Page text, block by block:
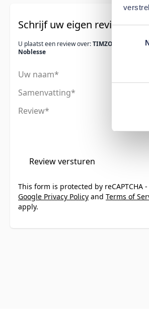
Schrijf uw eigen review
U plaatst een review over:TIMZO
Noblesse
Uw naam
Samenvatting
Review
Review versturen
This form is protected by reCAPTCHA
Google Privacy Policy and Terms of
apply.